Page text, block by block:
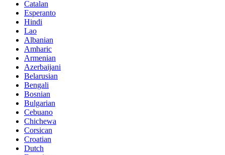
Catalan
Esperanto
Hindi
Lao
Albanian
Amharic
Armenian
Azerbaijani
Belarusian
Bengali
Bosnian
Bulgarian
Cebuano
Chichewa
Corsican
Croatian
Dutch